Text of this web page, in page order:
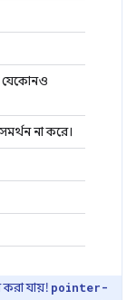
যেকোনও
না করে।
করা যায়! pointer-